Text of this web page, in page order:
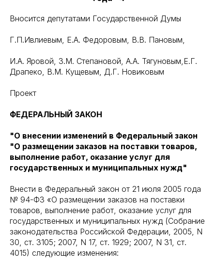
Вносится депутатами Государственной Думы
Г.П.Ивлиевым, Е.А. Федоровым, В.В. Пановым,
И.А. Яровой, З.М. Степановой, А.А. Тягуновым,Е.Г.
Драпеко, В.М. Кущевым, Д.Г. Новиковым
Проект
ФЕДЕРАЛЬНЫЙ ЗАКОН
"О внесении изменений в Федеральный закон
"О размещении заказов на поставки товаров,
выполнение работ, оказание услуг для
государственных и муниципальных нужд"
Внести в Федеральный закон от 21 июля 2005 года
№ 94-ФЗ «О размещении заказов на поставки
товаров, выполнение работ, оказание услуг для
государственных и муниципальных нужд (Собрание
законодательства Российской Федерации, 2005, N
30, ст. 3105; 2007, N 17, ст. 1929; 2007, N 31, ст.
4015) следующие изменения: